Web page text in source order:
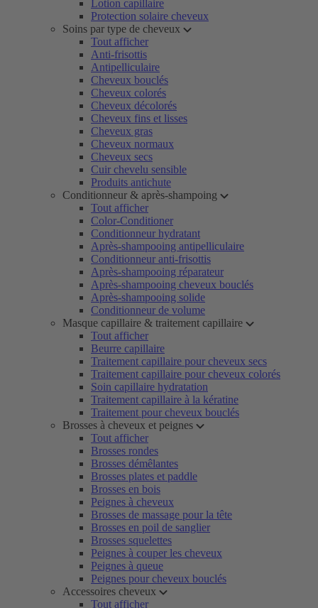
Lotion capillaire
Protection solaire cheveux
Soins par type de cheveux
Tout afficher
Anti-frisottis
Antipelliculaire
Cheveux bouclés
Cheveux colorés
Cheveux décolorés
Cheveux fins et lisses
Cheveux gras
Cheveux normaux
Cheveux secs
Cuir chevelu sensible
Produits antichute
Conditionneur & après-shampoing
Tout afficher
Color-Conditioner
Conditionneur hydratant
Après-shampooing antipelliculaire
Conditionneur anti-frisottis
Après-shampooing réparateur
Après-shampooing cheveux bouclés
Après-shampooing solide
Conditionneur de volume
Masque capillaire & traitement capillaire
Tout afficher
Beurre capillaire
Traitement capillaire pour cheveux secs
Traitement capillaire pour cheveux colorés
Soin capillaire hydratation
Traitement capillaire à la kératine
Traitement pour cheveux bouclés
Brosses à cheveux et peignes
Tout afficher
Brosses rondes
Brosses démêlantes
Brosses plates et paddle
Brosses en bois
Peignes à cheveux
Brosses de massage pour la tête
Brosses en poil de sanglier
Brosses squelettes
Peignes à couper les cheveux
Peignes à queue
Peignes pour cheveux bouclés
Accessoires cheveux
Tout afficher